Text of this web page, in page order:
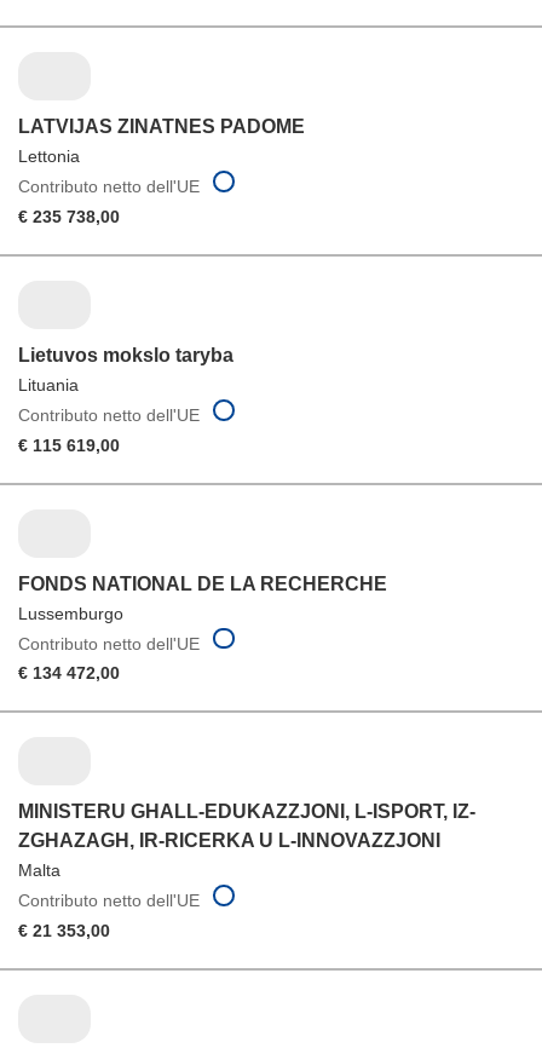
LATVIJAS ZINATNES PADOME
Lettonia
Contributo netto dell'UE
€ 235 738,00
Lietuvos mokslo taryba
Lituania
Contributo netto dell'UE
€ 115 619,00
FONDS NATIONAL DE LA RECHERCHE
Lussemburgo
Contributo netto dell'UE
€ 134 472,00
MINISTERU GHALL-EDUKAZZJONI, L-ISPORT, IZ-
ZGHAZAGH, IR-RICERKA U L-INNOVAZZJONI
Malta
Contributo netto dell'UE
€ 21 353,00